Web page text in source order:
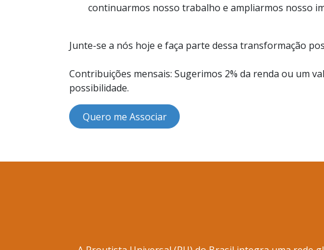
continuarmos nosso trabalho e ampliarmos nosso
Junte-se a nós hoje e faça parte dessa transformação
Contribuições mensais: Sugerimos 2% da renda ou um
possibilidade.
Quero me Associar